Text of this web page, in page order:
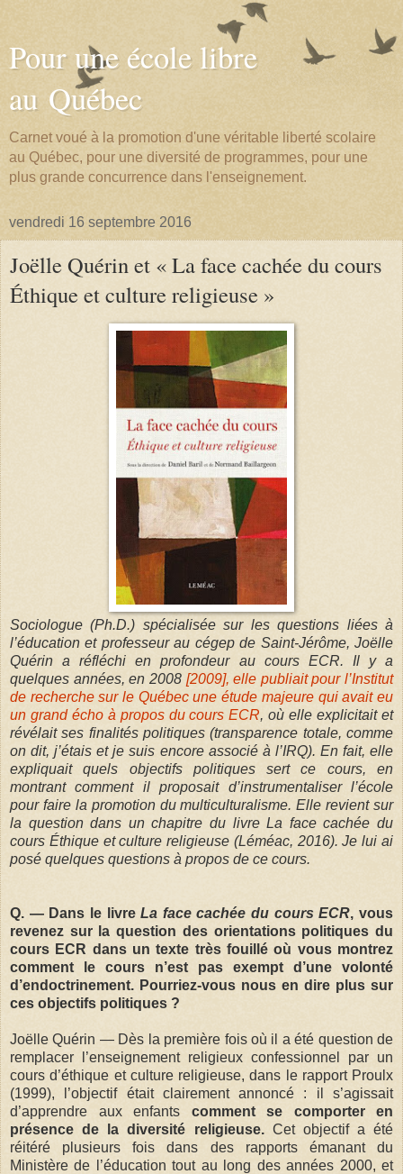
Pour une école libre
au Québec
Carnet voué à la promotion d'une véritable liberté scolaire
au Québec, pour une diversité de programmes, pour une
plus grande concurrence dans l'enseignement.
vendredi 16 septembre 2016
Joëlle Quérin et « La face cachée du cours
Éthique et culture religieuse »
Sociologue (Ph.D.) spécialisée sur les questions liées à
l’éducation et professeur au cégep de Saint-Jérôme, Joëlle
Quérin a réfléchi en profondeur au cours ECR. Il y a
quelques années, en 2008 [2009], elle publiait pour l’Institut
de recherche sur le Québec une étude majeure qui avait eu
un grand écho à propos du cours ECR, où elle explicitait et
révélait ses finalités politiques (transparence totale, comme
on dit, j’étais et je suis encore associé à l’IRQ). En fait, elle
expliquait quels objectifs politiques sert ce cours, en
montrant comment il proposait d’instrumentaliser l’école
pour faire la promotion du multiculturalisme. Elle revient sur
la question dans un chapitre du livre La face cachée du
cours Éthique et culture religieuse (Léméac, 2016). Je lui ai
posé quelques questions à propos de ce cours.
Q. — Dans le livreLa face cachée du cours ECR, vous
revenez sur la question des orientations politiques du
cours ECR dans un texte très fouillé où vous montrez
comment le cours n’est pas exempt d’une volonté
d’endoctrinement. Pourriez-vous nous en dire plus sur
ces objectifs politiques ?
Joëlle Quérin — Dès la première fois où il a été question de
remplacer l’enseignement religieux confessionnel par un
cours d’éthique et culture religieuse, dans le rapport Proulx
(1999), l’objectif était clairement annoncé : il s’agissait
d’apprendre aux enfants comment se comporter en
présence de la diversité religieuse. Cet objectif a été
réitéré plusieurs fois dans des rapports émanant du
Ministère de l’éducation tout au long des années 2000, et